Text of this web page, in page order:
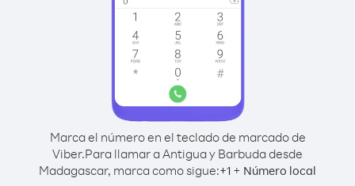
Marca el número en el teclado de marcado de
Viber.Para llamar a Antigua y Barbuda desde
Madagascar, marca como sigue:+1 + Número local